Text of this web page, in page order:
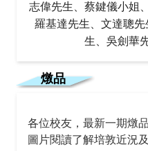
志偉先生、蔡鍵儀小姐
羅基達先生、文達聰
生、吳劍華
燉品
各位校友，最新一期燉
圖片閱讀了解培敦近況